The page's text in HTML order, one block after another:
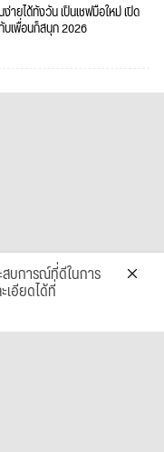
ายได้ทั้งวัน เป็นเชฟมือใหม่ เปิด
บเพื่อนก็สนุก 2026
บการณ์ที่ดีในการ
อียดได้ที่